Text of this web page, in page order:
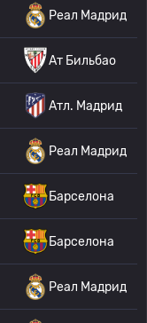
Реал Мадрид
Ат Бильбао
Атл. Мадрид
Реал Мадрид
Барселона
Барселона
Реал Мадрид